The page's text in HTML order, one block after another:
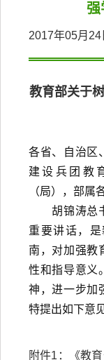
强
2017年05
教育部关于
各省、自治区
建设兵团教
（局），部属
胡锦涛总书
重要讲话，
南，对加强教
性和指导意义
神，进一步加
特提出如下意见
附件1：
《教